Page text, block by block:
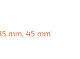
mm, 45 mm